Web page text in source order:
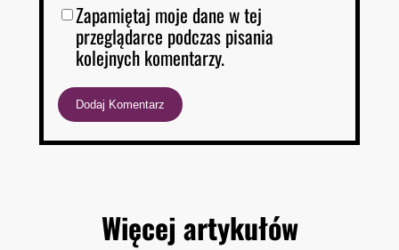
Zapamiętaj moje dane w tej
przeglądarce podczas pisania
kolejnych komentarzy.
Więcej artykułów